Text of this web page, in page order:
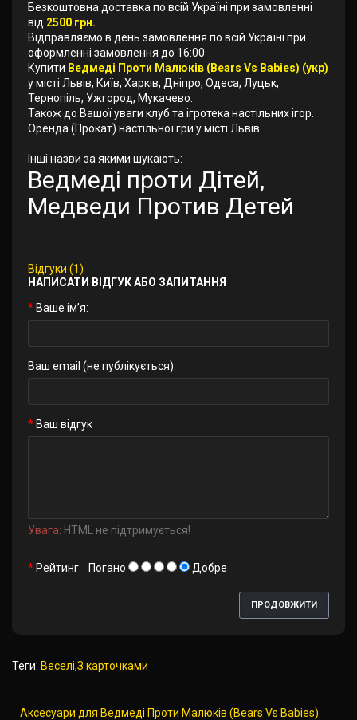
Безкоштовна доставка по всій Україні при замовленні
від 2500 грн.
Відправляємо в день замовлення по всій Україні при
оформленні замовлення до 16:00
Купити Ведмеді Проти Малюків (Bears Vs Babies) (укр)
у місті Львів, Київ, Харків, Дніпро, Одеса, Луцьк,
Тернопіль, Ужгород, Мукачево.
Також до Вашої уваги клуб та ігротека настільних ігор.
Оренда (Прокат) настільної гри у місті Львів
Інші назви за якими шукають:
Ведмеді проти Дітей,
Медведи Против Детей
Відгуки (1)
НАПИСАТИ ВІДГУК АБО ЗАПИТАННЯ
Ваше ім’я:
Ваш email (не публікується):
Ваш відгук
Увага: HTML не підтримується!
Рейтинг Погано Добре
ПРОДОВЖИТИ
Теги: Веселі,З карточками
Аксесуари для Ведмеді Проти Малюків (Bears Vs Babies)